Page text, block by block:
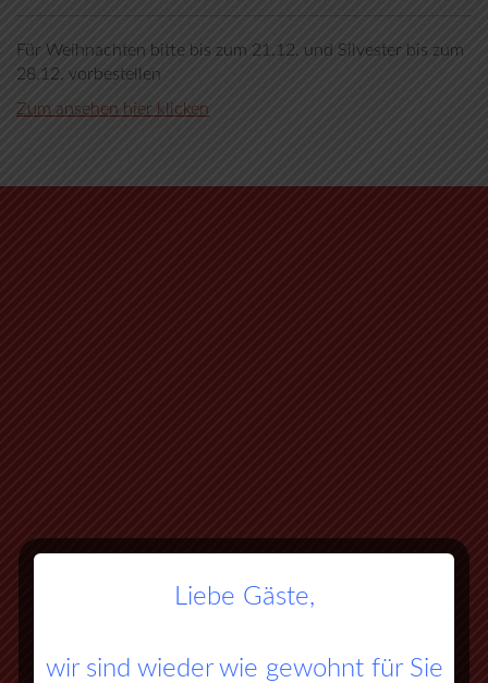
Für Weihnachten bitte bis zum 21.12. und Silvester bis zum
28.12. vorbestellen
Zum ansehen hier klicken
Liebe Gäste,
wir sind wieder wie gewohnt für Sie